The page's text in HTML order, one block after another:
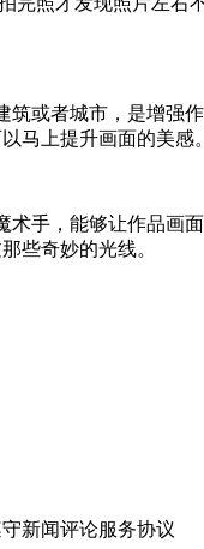
者城市，是增强作
马上提升画面的美感。
，能够让作品画面
些奇妙的光线。
新闻评论服务协议